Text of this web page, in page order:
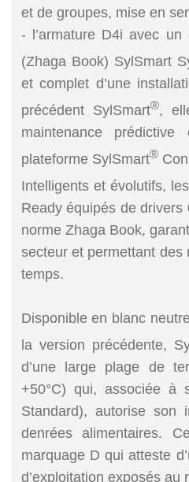
et de groupes, mise en
- l’armature D4i avec
(Zhaga Book) SylSmart
et complet d’une
précédent SylSmart®,
maintenance
plateforme SylSmart®
Intelligents et évolutifs,
Ready équipés de
norme Zhaga Book,
secteur et permettant
temps.
Disponible en blanc
la version précédente,
d’une large plage de
+50°C) qui, associée à
Standard), autorise son
denrées alimentaires.
marquage D qui atteste
d’exploitation exposés au